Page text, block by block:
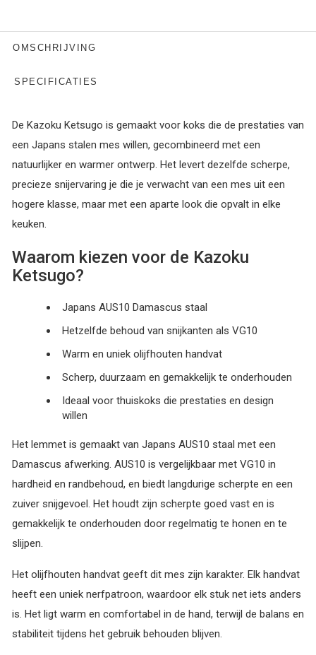
ARIAL
Kazoku
HANDWRITTEN
Kazoku
CALLIGRAPHY
Kazoku Kazoku
OMSCHRIJVING
SPECIFICATIES
De Kazoku Ketsugo is gemaakt voor koks die de prestaties van
een Japans stalen mes willen, gecombineerd met een
natuurlijker en warmer ontwerp. Het levert dezelfde scherpe,
precieze snijervaring je die je verwacht van een mes uit een
hogere klasse, maar met een aparte look die opvalt in elke
keuken.
Waarom kiezen voor de Kazoku
Ketsugo?
Japans AUS10 Damascus staal
Hetzelfde behoud van snijkanten als VG10
Warm en uniek olijfhouten handvat
Scherp, duurzaam en gemakkelijk te onderhouden
Ideaal voor thuiskoks die prestaties en design
willen
Het lemmet is gemaakt van Japans AUS10 staal met een
Damascus afwerking. AUS10 is vergelijkbaar met VG10 in
hardheid en randbehoud, en biedt langdurige scherpte en een
zuiver snijgevoel. Het houdt zijn scherpte goed vast en is
gemakkelijk te onderhouden door regelmatig te honen en te
slijpen.
Het olijfhouten handvat geeft dit mes zijn karakter. Elk handvat
heeft een uniek nerfpatroon, waardoor elk stuk net iets anders
is. Het ligt warm en comfortabel in de hand, terwijl de balans en
stabiliteit tijdens het gebruik behouden blijven.